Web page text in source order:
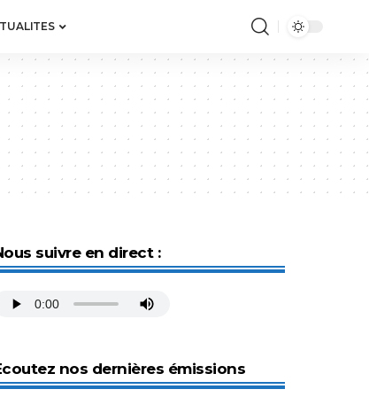
suivre en direct :
nos dernières émissions